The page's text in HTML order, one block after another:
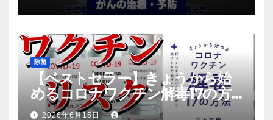
除菌
【ベストセラー】きょうから始
めるコロナワクチン解毒17の方
法【本要約】
2026年6月15日